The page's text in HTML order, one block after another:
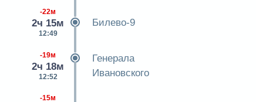
-22м
2ч 15м
12:49
Билево-9
-19м
2ч 18м
12:52
Генерала
Ивановского
-15м